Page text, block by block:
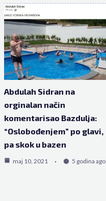
Abdulah Sidran na
orginalan način
komentarisao Bazdulja:
“Oslobođenjem” po glavi,
pa skok u bazen
maj 10, 2021 5 godina ago